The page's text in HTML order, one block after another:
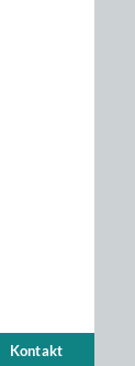
Kontakt